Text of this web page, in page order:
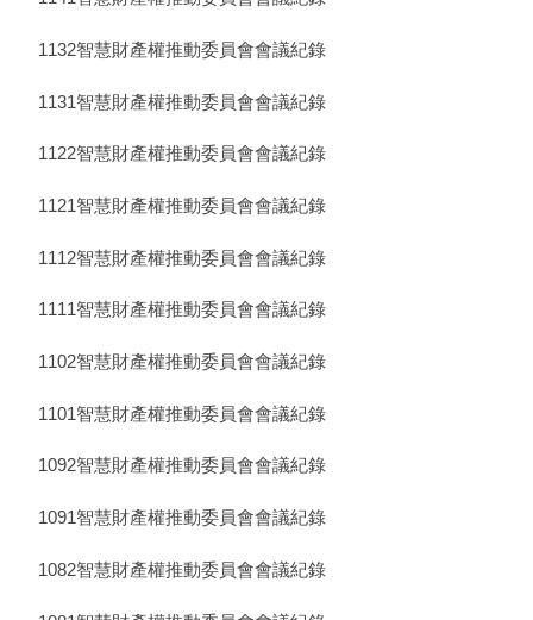
1132智慧財產權推動委員會會議紀錄
1131智慧財產權推動委員會會議紀錄
1122智慧財產權推動委員會會議紀錄
1121智慧財產權推動委員會會議紀錄
1112智慧財產權推動委員會會議紀錄
1111智慧財產權推動委員會會議紀錄
1102智慧財產權推動委員會會議紀錄
1101智慧財產權推動委員會會議紀錄
1092智慧財產權推動委員會會議紀錄
1091智慧財產權推動委員會會議紀錄
1082智慧財產權推動委員會會議紀錄